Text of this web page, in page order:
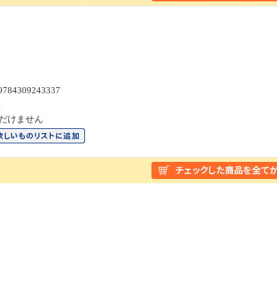
けません